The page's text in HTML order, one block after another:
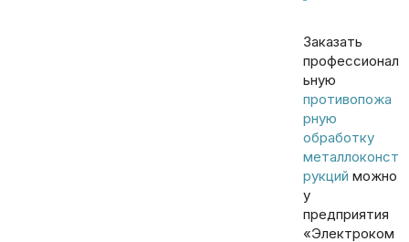
Заказать
профессионал
ьную
противопожа
рную
обработку
металлоконст
рукций можно
у
предприятия
«Электроком